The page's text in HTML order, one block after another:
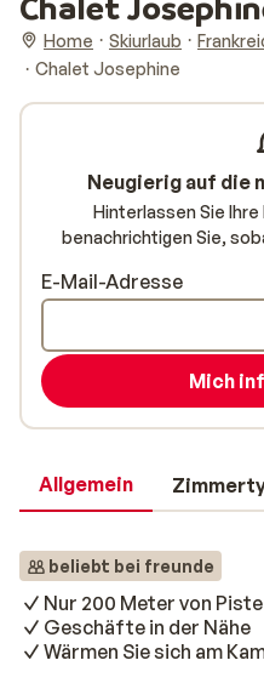
Home Skiurlaub
Chalet Josephine
Allgemein
beliebt bei freunde
Nur 200 Meter von
Geschäfte in der Nähe
Wärmen Sie sich am
Neugierig auf die
Hinterlassen Sie
benachrichtigen Sie,
E-Mail-Adresse
Mich